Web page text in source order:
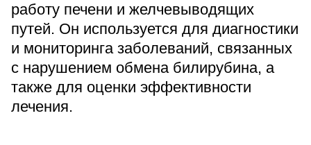
Санаторий-профилакторий
«Парус»
Адрес
399000, г. Липецк, Плехановское лесничество,
Ленинский лесхоз, квартал 67
Понедельник — четверг
работу печени и желчевыводящих
путей. Он используется для диагностики
и мониторинга заболеваний, связанных
с нарушением обмена билирубина, а
также для оценки эффективности
лечения.